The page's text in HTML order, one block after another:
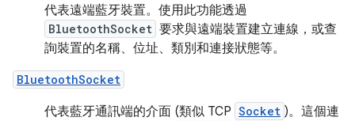
代表遠端藍牙裝置。使用此功能透過
BluetoothSocket 要求與遠端裝置建立連線，或查
詢裝置的名稱、位址、類別和連接狀態等。
BluetoothSocket
代表藍牙通訊端的介面 (類似 TCP Socket )。這個連